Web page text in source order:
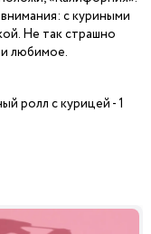
с куриными
Не так страшно
любимое.
ролл с курицей - 1